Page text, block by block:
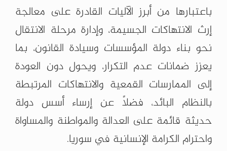
باعتبارها من أبرز الآليات القادرة على معالجة
إرث الانتهاكات الجسيمة، وإدارة مرحلة الانتقال
نحو بناء دولة المؤسسات وسيادة القانون، بما
يعزز ضمانات عدم التكرار، ويحول دون العودة
إلى الممارسات القمعية والانتهاكات المرتبطة
بالنظام البائد، فضلاً عن إرساء أسس دولة
حديثة قائمة على العدالة والمواطنة والمساواة
واحترام الكرامة الإنسانية في سوريا.